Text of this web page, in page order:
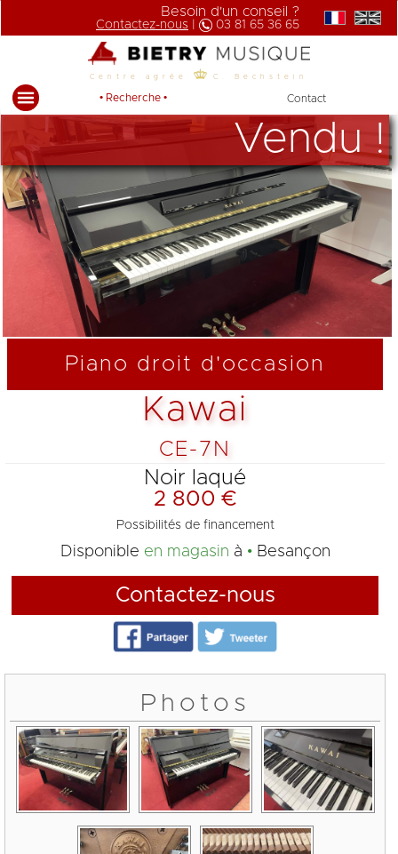
Besoin d'un conseil ?
Contactez-nous 03 81 65 36 65
Centre agrée C. Bechstein
• Recherche • Contact
Vendu !
Piano droit d'occasion
Kawai
CE-7N
Noir laqué
2 800 €
Possibilités de financement
Disponible en magasin à Besançon
Contactez-nous
Photos